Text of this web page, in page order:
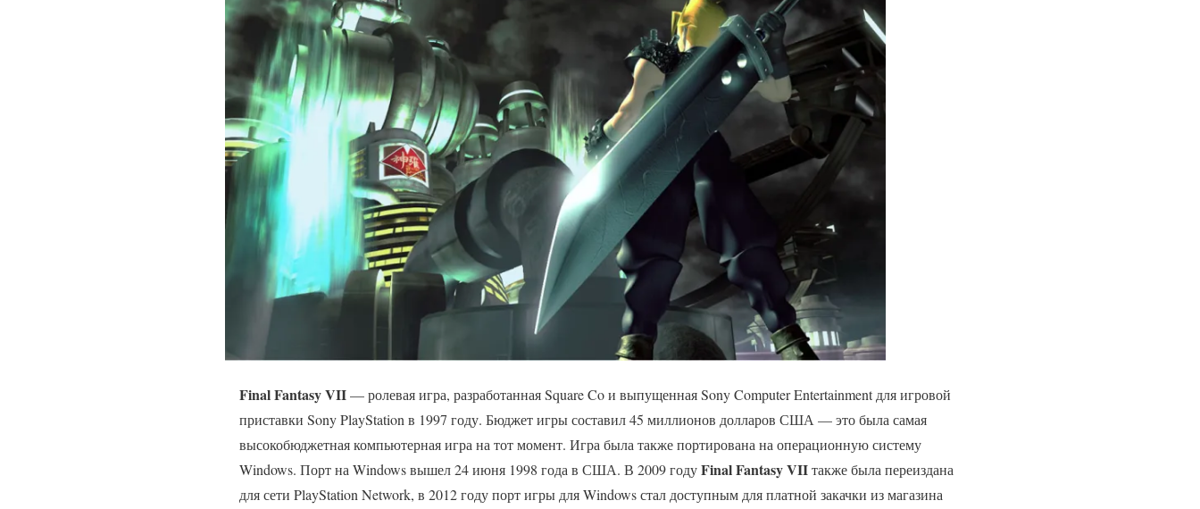
Final Fantasy VII— ролевая игра, разработанная Square Co и выпущенная Sony Computer Entertainment для игровой
приставки Sony PlayStation в 1997 году. Бюджет игры составил 45 миллионов долларов США — это была самая
высокобюджетная компьютерная игра на тот момент. Игра была также портирована на операционную систему
Windows. Порт на Windows вышел 24 июня 1998 года в США. В 2009 годуFinal Fantasy VIIтакже была переиздана
для сети PlayStation Network, в 2012 году порт игры для Windows стал доступным для платной закачки из магазина